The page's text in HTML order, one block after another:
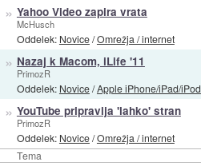
Tema
» Yahoo Video zapira vrata
McHusch
Oddelek: Novice/Omrežja / internet
» Nazaj k Macom, iLife '11
PrimozR
Oddelek: Novice/Apple iPhone/iPad/iPod
» YouTube pripravlja 'lahko' stran
PrimozR
Oddelek: Novice/Omrežja / internet